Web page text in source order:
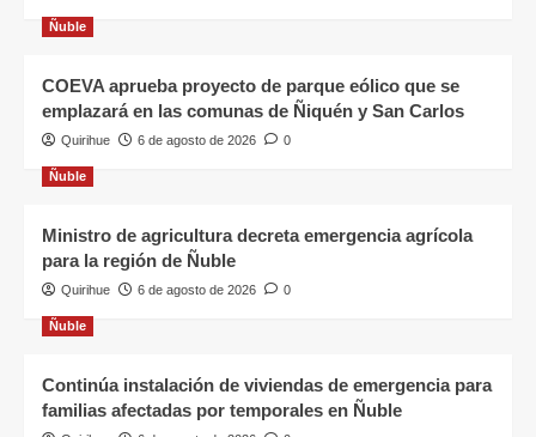
Ñuble
COEVA aprueba proyecto de parque eólico que se
emplazará en las comunas de Ñiquén y San Carlos
Quirihue 6 de agosto de 2026 0
Ñuble
Ministro de agricultura decreta emergencia agrícola
para la región de Ñuble
Quirihue 6 de agosto de 2026 0
Ñuble
Continúa instalación de viviendas de emergencia para
familias afectadas por temporales en Ñuble